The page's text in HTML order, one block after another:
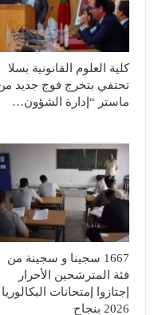
كلية العلوم القانونية بسلا
تحتفي بتخرج فوج جديد
ماستر “إدارة الشؤون…
1667 سجينا و سجينة من
فئة المترشحين الأحرار
إجتازوا إمتحانات البكالوريا
2026 بنجاح